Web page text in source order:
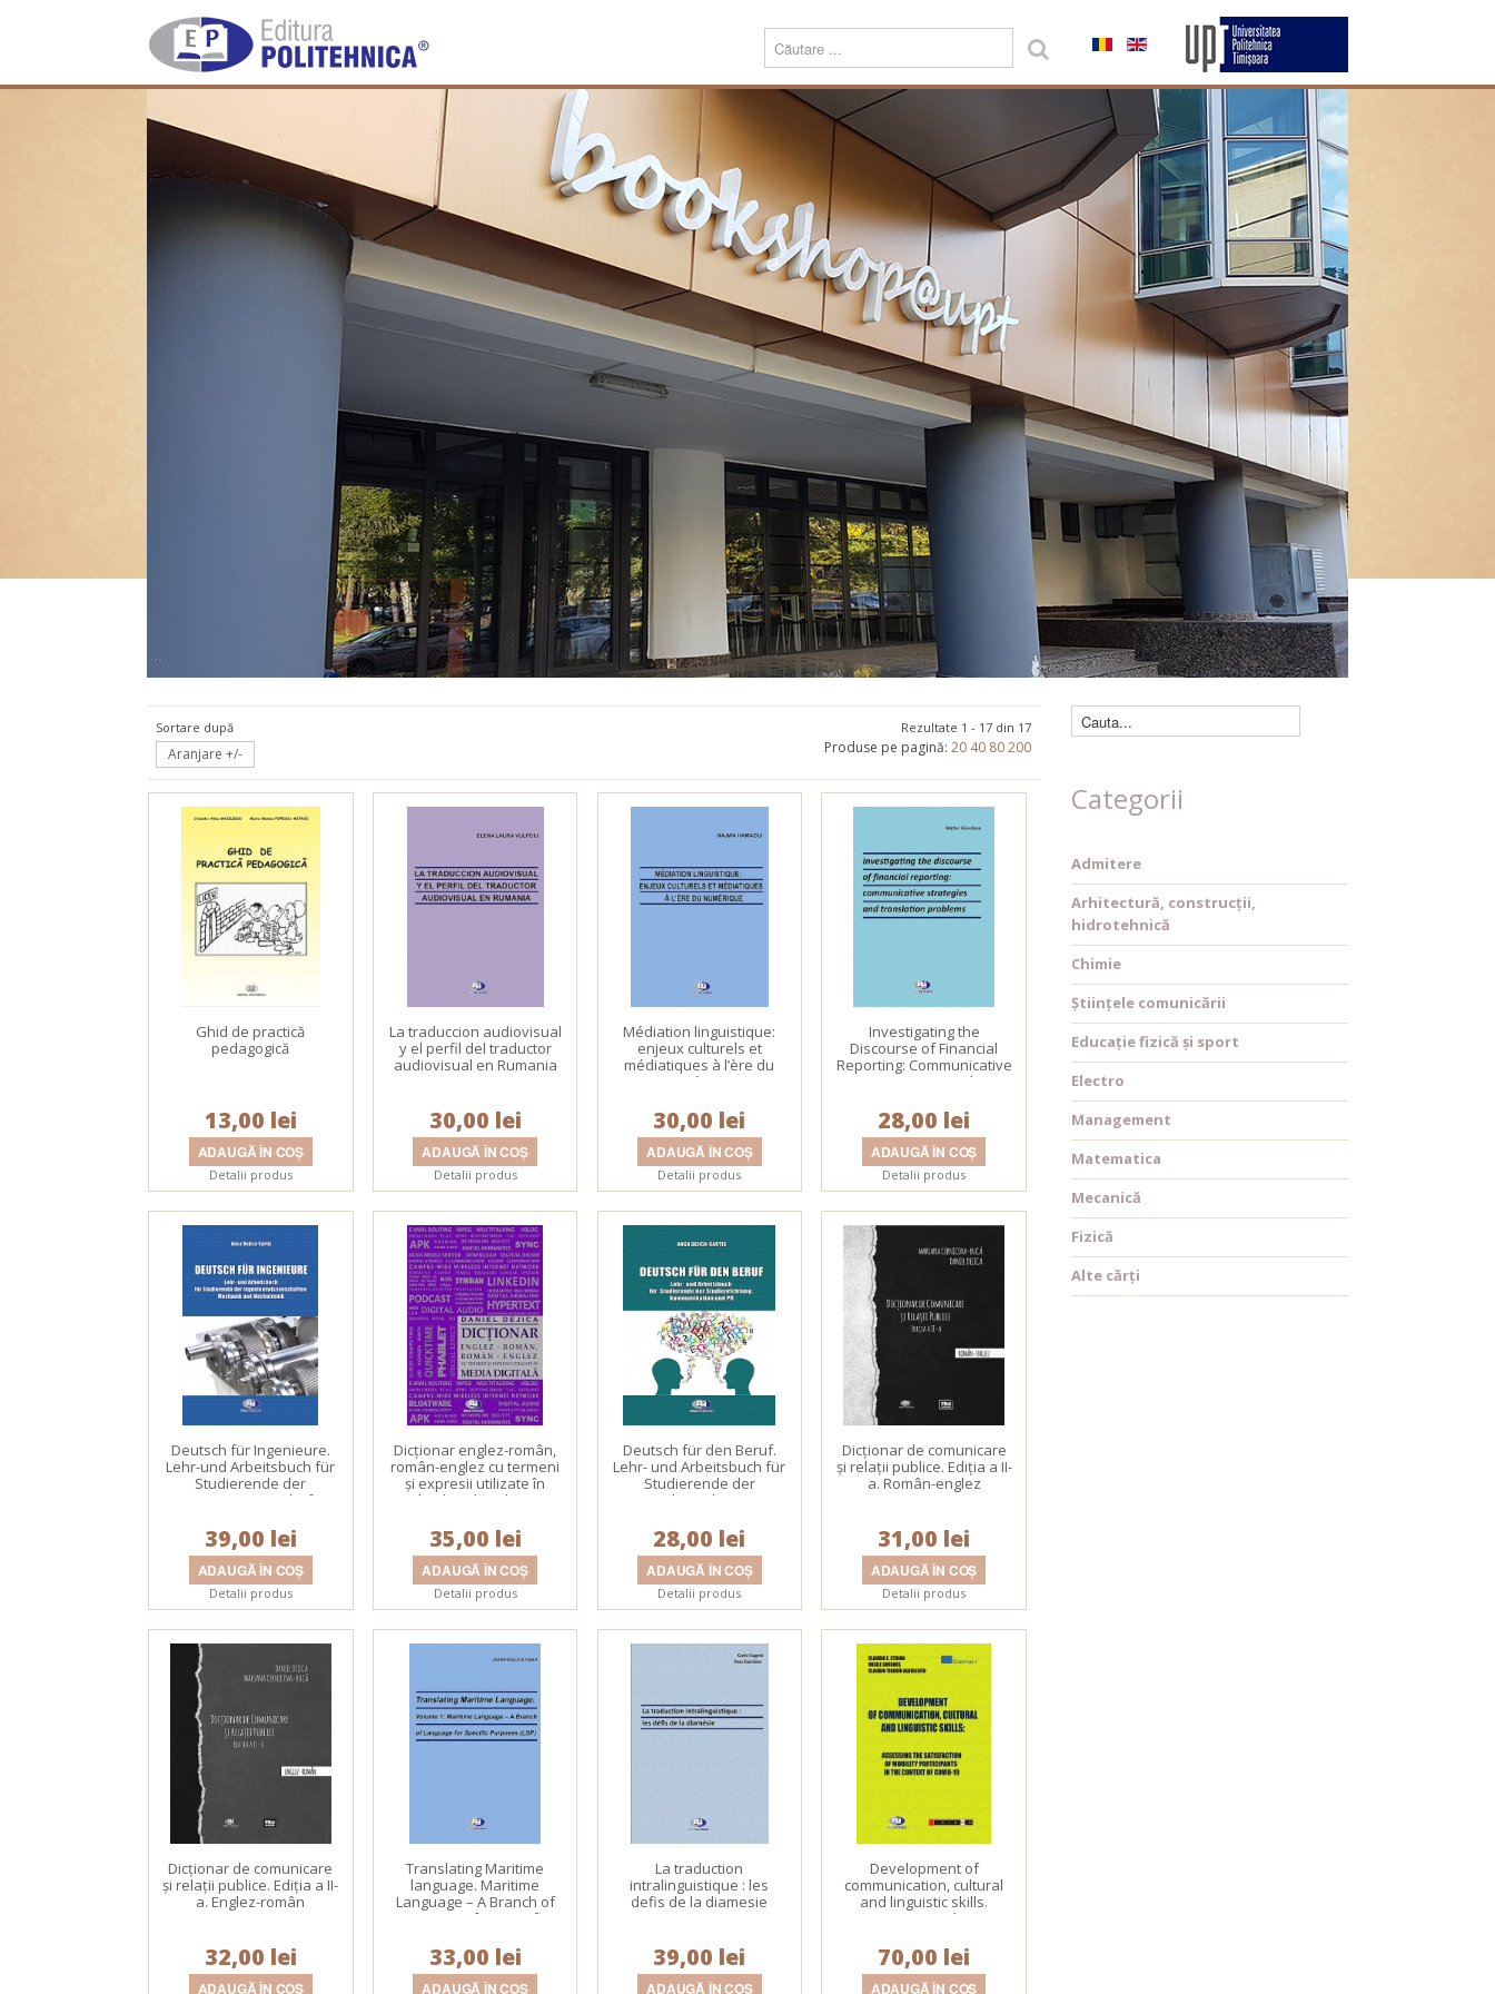
0,00 lei
Contul meu
Prezentare
Despre
Misiune
Echipa
Editură
Carte
Periodice
Teze de doctorat
Download
Tipografie
Servicii
Produse
Echipamente tipografice
Promoționale
Evenimente
Contact
Științele comunicării
Sortare după
Aranjare +/-
Rezultate 1 - 17 din 17
Produse pe pagină:20 40 80200
Ghid de practică
pedagogică
13,00 lei
Detalii produs
La traduccion audiovisual
y el perfil del traductor
audiovisual en Rumania
30,00 lei
Detalii produs
Médiation linguistique:
enjeux culturels et
médiatiques à l’ère du
numérique
30,00 lei
Detalii produs
Investigating the
Discourse of Financial
Reporting: Communicative
Strategies and
28,00 lei
Detalii produs
Deutsch für Ingenieure.
Lehr-und Arbeitsbuch für
Studierende der
Ingenieurwissenschaften:
Mechatronik
39,00 lei
Detalii produs
Dicţionar englez-român,
român-englez cu termeni
şi expresii utilizate în
media digitală. Ediţia a III-
35,00 lei
Detalii produs
Deutsch für den Beruf.
Lehr- und Arbeitsbuch für
Studierende der
Studienrichtung:
28,00 lei
Detalii produs
Dicţionar de comunicare
şi relaţii publice. Ediţia a II-
a. Român-englez
31,00 lei
Detalii produs
Dicţionar de comunicare
şi relaţii publice. Ediţia a II-
a. Englez-român
32,00 lei
Translating Maritime
language. Maritime
Language – A Branch of
Language for Specific
33,00 lei
La traduction
intralinguistique : les
defis de la diamesie
39,00 lei
Development of
communication, cultural
and linguistic skills.
Assessing the
participants in the context
of COVID-19
70,00 lei
Căutare cărți
Categorii
Admitere
Arhitectură, construcții,
hidrotehnică
Chimie
Științele comunicării
Educație fizică și sport
Electro
Management
Matematica
Mecanică
Fizică
Alte cărți